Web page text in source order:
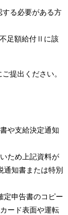
る必要がある方
不足額給付Ⅱに該
提出ください。
や支給決定通知
ため上記資料が
通知書または特別
定申告書のコピー
ード表面や運転